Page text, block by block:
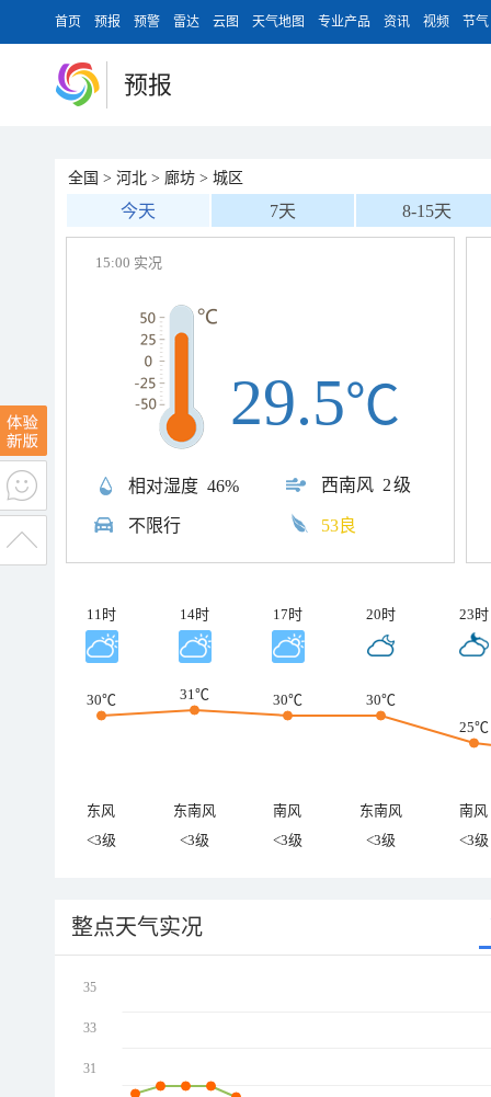
首页 预报 预警 雷达 云图 天气地图 专业产品 资讯 视频 节气
预报
全国 > 河北 > 廊坊 > 城区
今天 7天 8-15天
15:00 实况
相对湿度 46% 西南风 2级
不限行
29.5℃
53良
11时 14时 17时 20时 23时
30℃ 31℃ 30℃
30℃
25℃
东风 东南风 南风 东南风
南风
<3级
<3级 <3级 <3级 <3级
整点天气实况
35
33
31